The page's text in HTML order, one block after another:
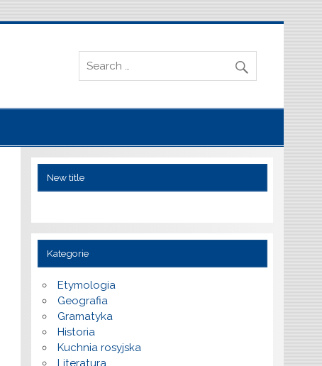
New title
Kategorie
Etymologia
Geografia
Gramatyka
Historia
Kuchnia rosyjska
Literatura